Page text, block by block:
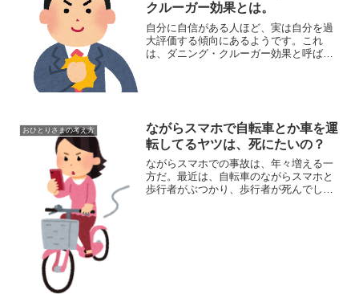
クルーガー効果とは。
自分に自信がある人ほど、実は自分を過
大評価する傾向にあるようです。これ
は、ダニング・クルーガー効果と呼ばれ
おひとりさまの考え方
ながらスマホで自転車とか車を運
転してるヤツは、死にたいの？
ながらスマホでの事故は、年々増える一
方だ。最近は、自転車のながらスマホと
歩行者がぶつかり、歩行者が死んでしま